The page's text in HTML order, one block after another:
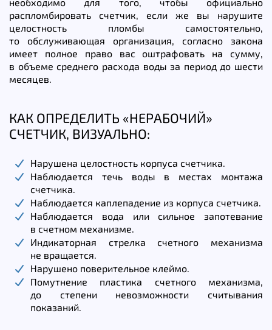
распломбировать счетчик, если же вы нарушите
целостность пломбы самостоятельно,
то обслуживающая организация, согласно закона
имеет полное право вас оштрафовать на сумму,
в объеме среднего расхода воды за период до шести
месяцев.
КАК ОПРЕДЕЛИТЬ «НЕРАБОЧИЙ»
СЧЕТЧИК, ВИЗУАЛЬНО:
Нарушена целостность корпуса счетчика.
Наблюдается течь воды в местах монтажа
счетчика.
Наблюдается каплепадение из корпуса счетчика.
Наблюдается вода или сильное запотевание
в счетном механизме.
Индикаторная стрелка счетного механизма
не вращается.
Нарушено поверительное клеймо.
Помутнение пластика счетного механизма,
до степени невозможности считывания
показаний.